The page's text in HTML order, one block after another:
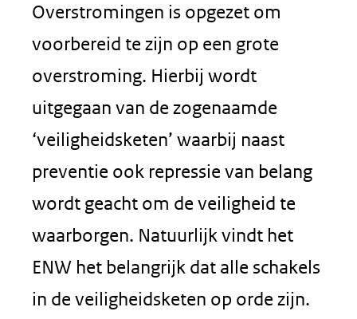
Overstromingen is opgezet om
voorbereid te zijn op een grote
overstroming. Hierbij wordt
uitgegaan van de zogenaamde
‘veiligheidsketen’ waarbij naast
preventie ook repressie van belang
wordt geacht om de veiligheid te
waarborgen. Natuurlijk vindt het
ENW het belangrijk dat alle schakels
in de veiligheidsketen op orde zijn.